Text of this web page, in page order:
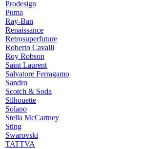
Prodesign
Puma
Ray-Ban
Renaissance
Retrosuperfuture
Roberto Cavalli
Roy Robson
Saint Laurent
Salvatore Ferragamo
Sandro
Scotch & Soda
Silhouette
Solano
Stella McCartney
Sting
Swarovski
TATTVA